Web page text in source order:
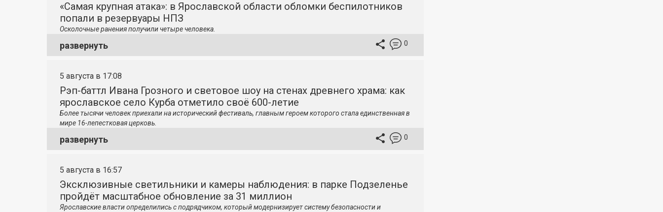
«Самая крупная атака»: в Ярославской области обломки беспилотников
попали в резервуары НПЗ
Осколочные ранения получили четыре человека.
развернуть 0
5 августа в 17:08
Рэп-баттл Ивана Грозного и световое шоу на стенах древнего храма: как
ярославское село Курба отметило своё 600-летие
Более тысячи человек приехали на исторический фестиваль, главным героем которого стала единственная в
мире 16-лепестковая церковь.
развернуть 0
5 августа в 16:57
Эксклюзивные светильники и камеры наблюдения: в парке Подзеленье
пройдёт масштабное обновление за 31 миллион
Ярославские власти определились с подрядчиком, который модернизирует систему безопасности и